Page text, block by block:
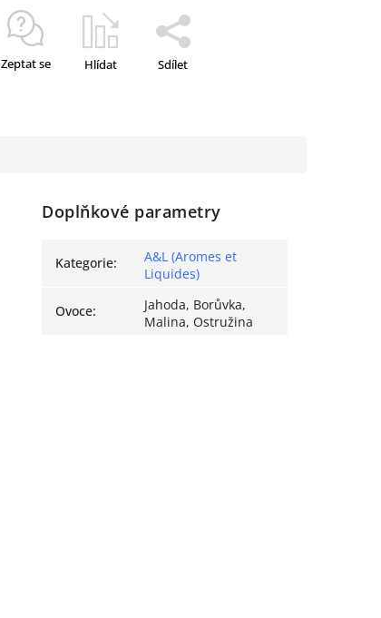
Zeptat se Hlídat Sdílet
Doplňkové parametry
Kategorie:
A&L (Aromes et
Liquides)
Ovoce:
Jahoda, Borůvka,
Malina, Ostružina